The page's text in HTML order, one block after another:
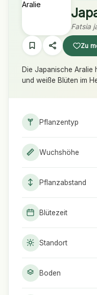
Fatsia
Zu
Die Japanische
und weiße Blüten im
Pflanzentyp
Wuchshöhe
Pflanzabstand
Blütezeit
Standort
Boden